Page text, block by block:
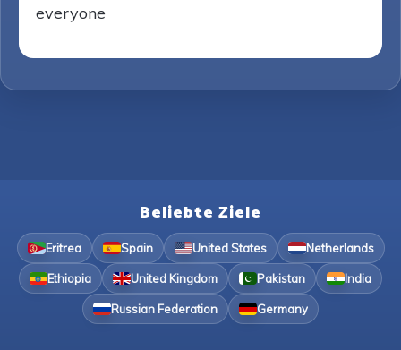
everyone
Beliebte Ziele
Eritrea Spain United States Netherlands
Ethiopia United Kingdom Pakistan India
Russian Federation Germany